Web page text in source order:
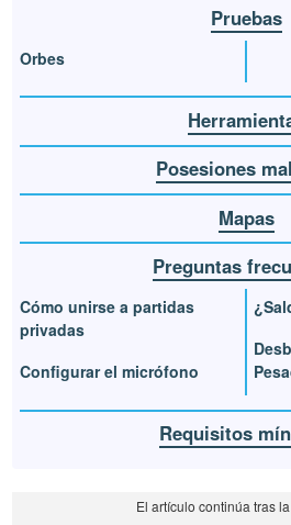
Pruebas
Orbes
Posesiones
Mapas
Preguntas
Cómo unirse a partidas
privadas
Configurar el micrófono
Requisitos